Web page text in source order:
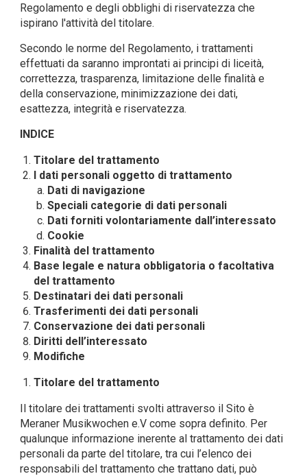
Regolamento e degli obblighi di riservatezza che
ispirano l'attività del titolare.
Secondo le norme del Regolamento, i trattamenti
effettuati da saranno improntati ai principi di liceità,
correttezza, trasparenza, limitazione delle finalità e
della conservazione, minimizzazione dei dati,
esattezza, integrità e riservatezza.
INDICE
Titolare del trattamento
I dati personali oggetto di trattamento
Dati di navigazione
Speciali categorie di dati personali
Dati forniti volontariamente dall’interessato
Cookie
Finalità del trattamento
Base legale e natura obbligatoria o facoltativa
del trattamento
Destinatari dei dati personali
Trasferimenti dei dati personali
Conservazione dei dati personali
Diritti dell’interessato
Modifiche
Titolare del trattamento
Il titolare dei trattamenti svolti attraverso il Sito è
Meraner Musikwochen e.V come sopra definito. Per
qualunque informazione inerente al trattamento dei dati
personali da parte del titolare, tra cui l’elenco dei
responsabili del trattamento che trattano dati, può